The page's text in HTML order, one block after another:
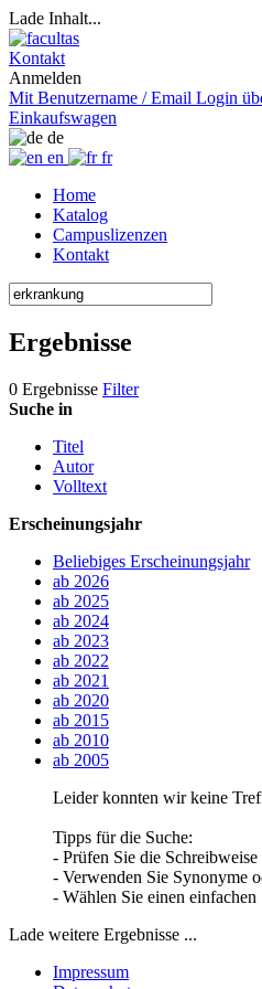
Lade Inhalt...
Kontakt
Anmelden
Mit Benutzername / Email Login
Einkaufswagen
de
en
fr
Home
Katalog
Campuslizenzen
Kontakt
Ergebnisse
0 Ergebnisse Filter
Suche in
Titel
Autor
Volltext
Erscheinungsjahr
Beliebiges Erscheinungsjahr
ab 2026
ab 2025
ab 2024
ab 2023
ab 2022
ab 2021
ab 2020
ab 2015
ab 2010
ab 2005
Leider konnten wir keine
Tipps für die Suche:
- Prüfen Sie die
- Verwenden Sie Synonyme
- Wählen Sie einen
Lade weitere Ergebnisse ...
Impressum